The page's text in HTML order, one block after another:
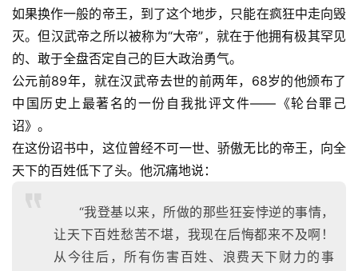
如果换作一般的帝王，到了这个地步，只能在疯狂中走向毁
灭。但汉武帝之所以被称为“大帝”，就在于他拥有极其罕见
的、敢于全盘否定自己的巨大政治勇气。
公元前89年，就在汉武帝去世的前两年，68岁的他颁布了
中国历史上最著名的一份自我批评文件——《轮台罪己
诏》。
在这份诏书中，这位曾经不可一世、骄傲无比的帝王，向全
天下的百姓低下了头。他沉痛地说：
“我登基以来，所做的那些狂妄悖逆的事情，
让天下百姓愁苦不堪，我现在后悔都来不及啊！
从今往后，所有伤害百姓、浪费天下财力的事